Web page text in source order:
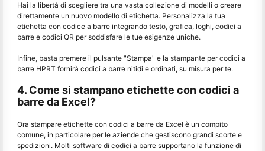
Hai la libertà di scegliere tra una vasta collezione di modelli o creare
direttamente un nuovo modello di etichetta. Personalizza la tua
etichetta con codice a barre integrando testo, grafica, loghi, codici a
barre e codici QR per soddisfare le tue esigenze uniche.
Infine, basta premere il pulsante "Stampa" e la stampante per codici a
barre HPRT fornirà codici a barre nitidi e ordinati, su misura per te.
4. Come si stampano etichette con codici a
barre da Excel?
Ora stampare etichette con codici a barre da Excel è un compito
comune, in particolare per le aziende che gestiscono grandi scorte e
spedizioni. Molti software di codici a barre supportano la funzione di